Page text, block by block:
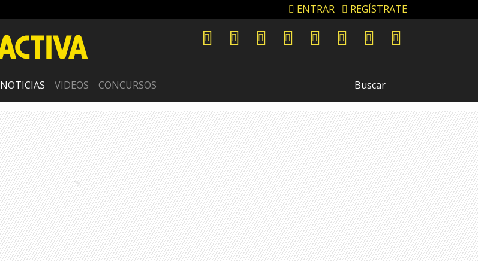
ENTRAR REGÍSTRATE
NOTICIAS VIDEOS CONCURSOS